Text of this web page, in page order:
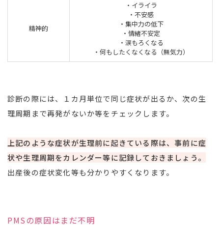
精神的
・イライラ
・不安感
・集中力の低下
・情緒不安定
・涙もろくなる
・何もしたくなくなる（無気力）
診断の際には、１カ月単位で同じ症状が出るか、次の生
理周期まで再発がないか等をチェックします。
上記のような症状が生理前に起きている際は、事前に症
状や生理周期をカレンダー等に記録しておきましょう。
出産後の症状変化等も分かりやすくなります。
PMSの原因はまだ不明